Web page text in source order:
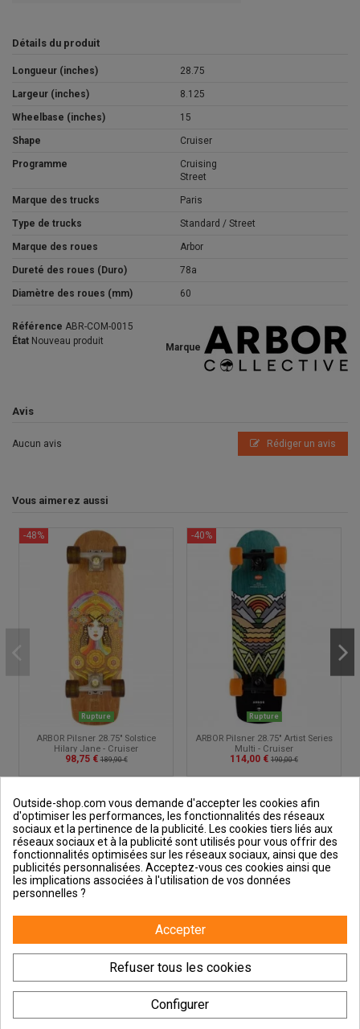
Détails du produit
Longueur (inches) 28.75
Largeur (inches) 8.125
Wheelbase (inches) 15
Shape Cruiser
Programme
Cruising
Street
Marque des trucks Paris
Type de trucks Standard / Street
Marque des roues Arbor
Dureté des roues (Duro) 78a
Diamètre des roues (mm) 60
Marque
Référence ABR-COM-0015
État Nouveau produit
Avis
Aucun avis Rédiger un avis
Vous aimerez aussi
-48%
Rupture
ARBOR Pilsner 28.75" Solstice
Hilary Jane - Cruiser
98,75 € 189,90 €
-40%
Rupture
ARBOR Pilsner 28.75" Artist Series
Multi - Cruiser
114,00 € 190,00 €
Outside et vous
Contactez-nous
Outside-shop.com vous demande d'accepter les cookies afin
d'optimiser les performances, les fonctionnalités des réseaux
sociaux et la pertinence de la publicité. Les cookies tiers liés aux
réseaux sociaux et à la publicité sont utilisés pour vous offrir des
fonctionnalités optimisées sur les réseaux sociaux, ainsi que des
publicités personnalisées. Acceptez-vous ces cookies ainsi que
les implications associées à l'utilisation de vos données
personnelles ?
Accepter
Refuser tous les cookies
Configurer